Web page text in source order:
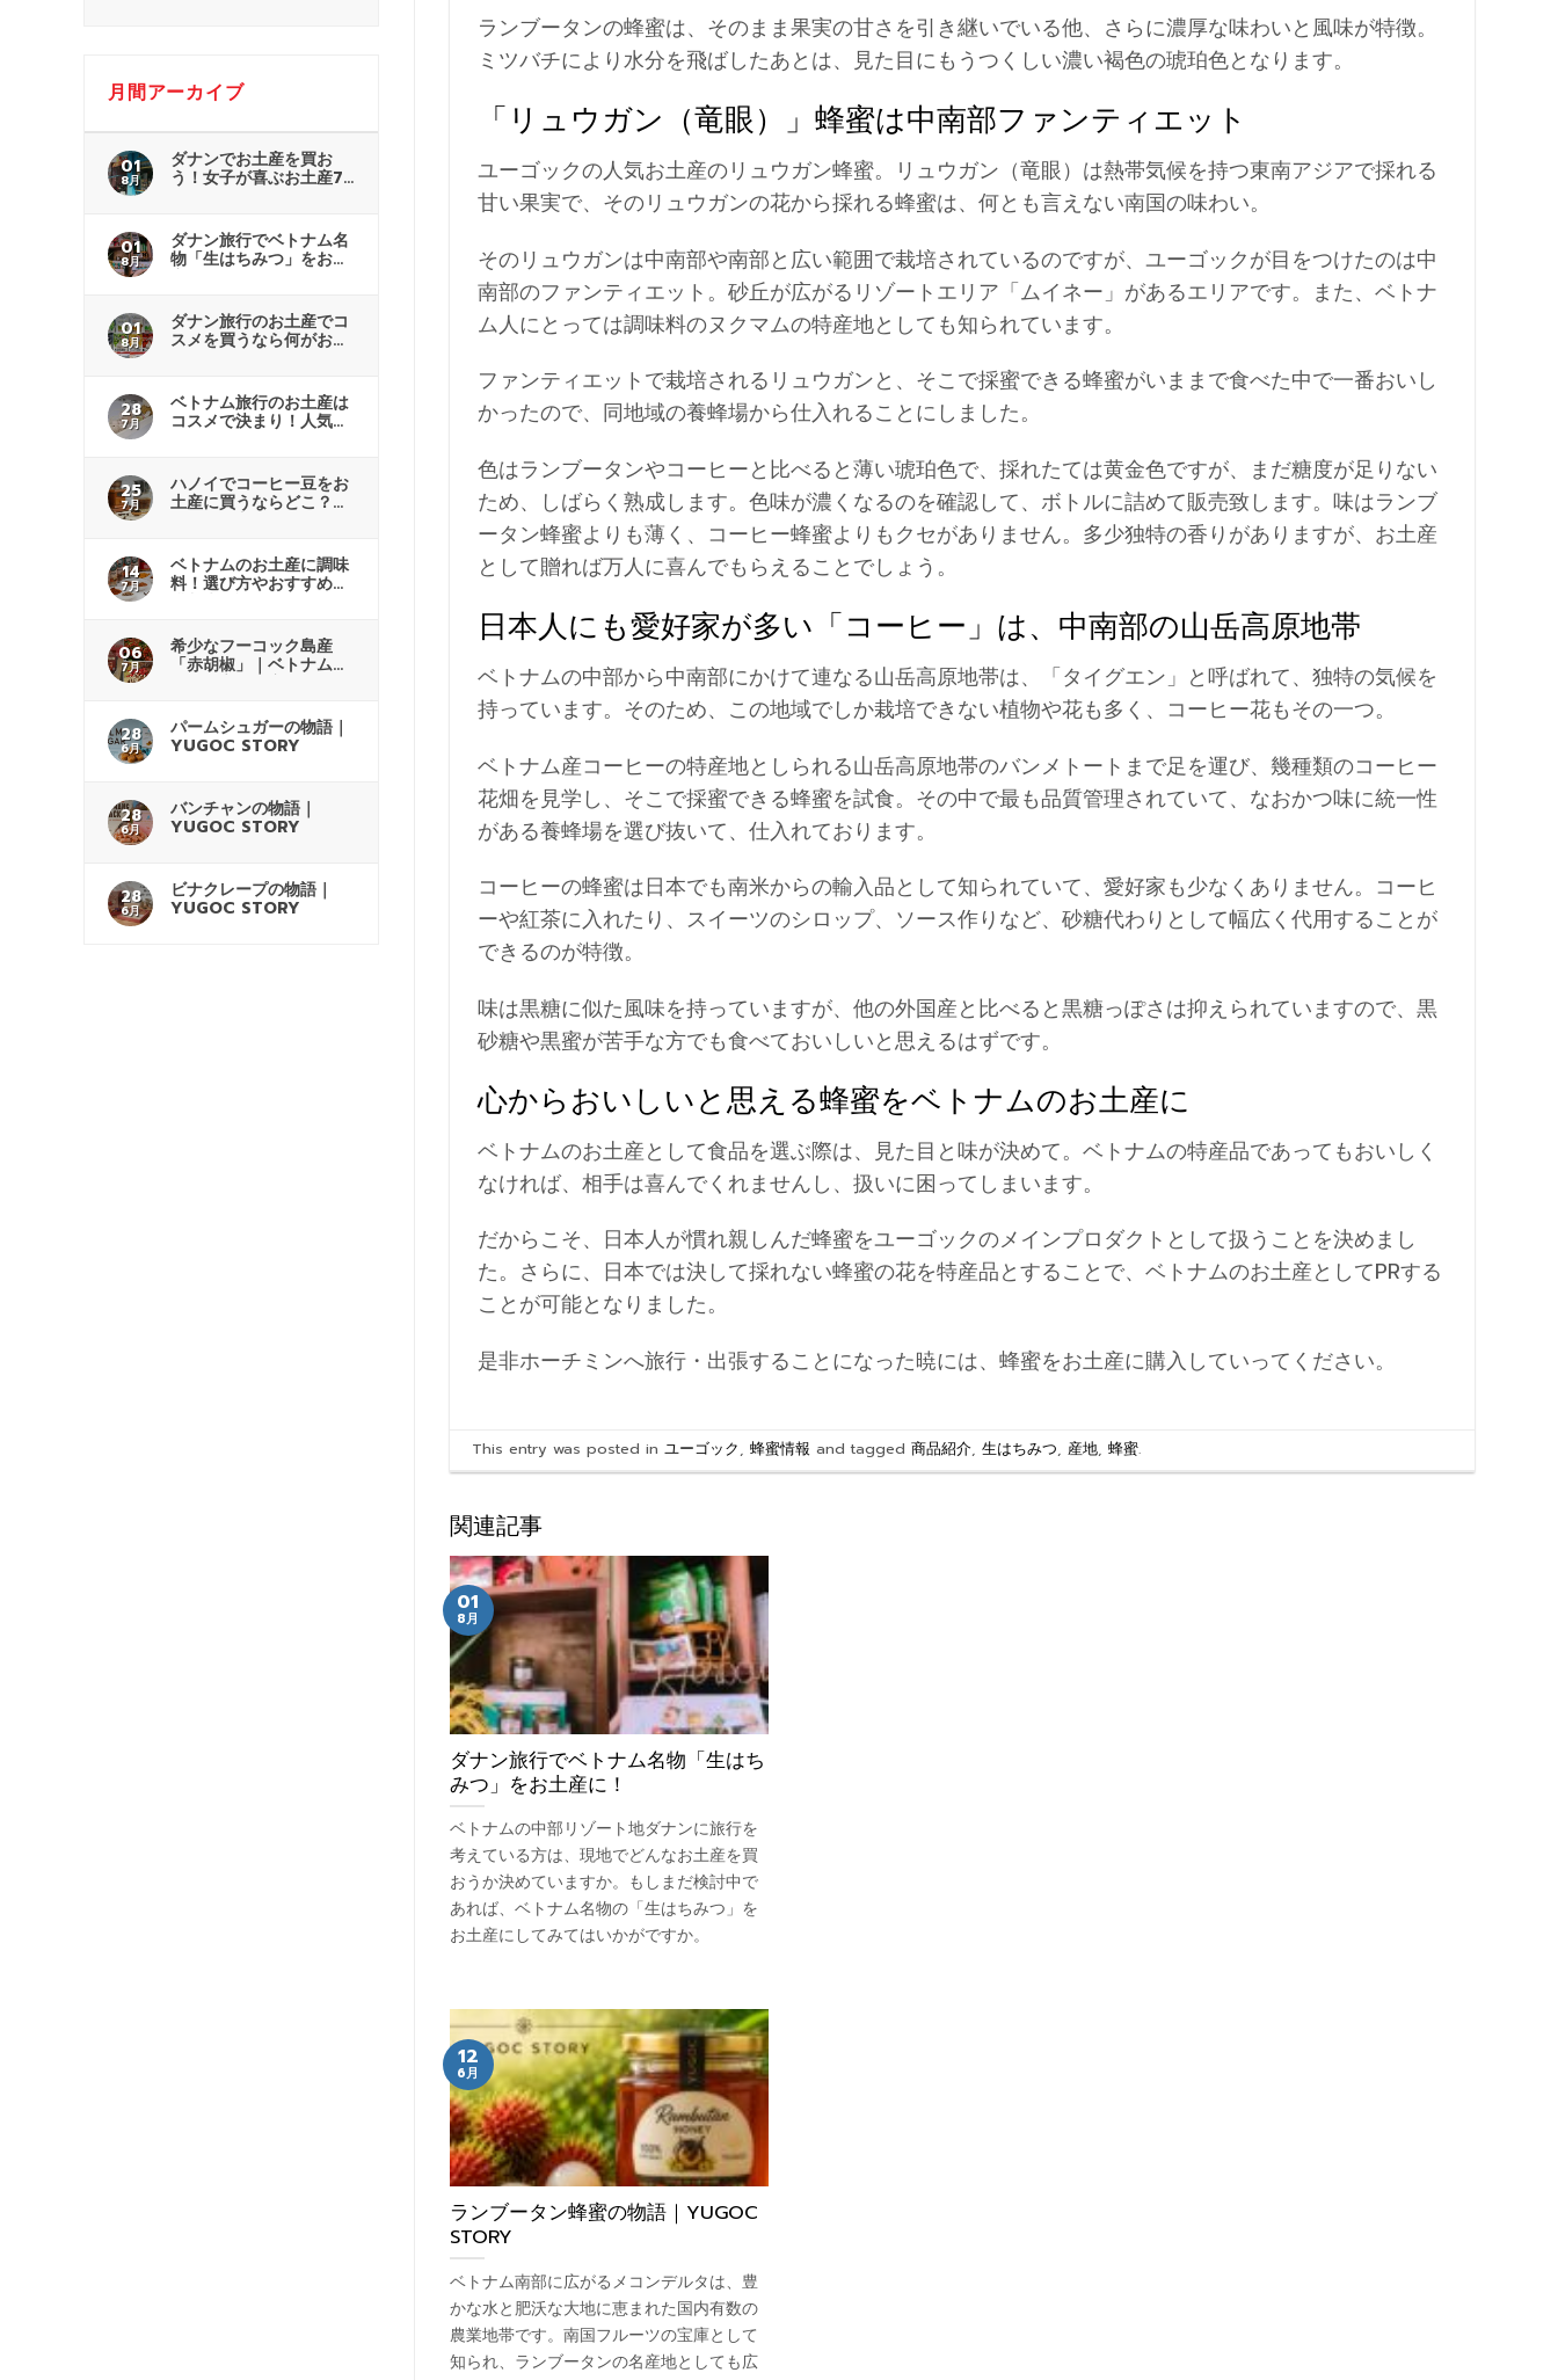
月間アーカイブ
01
8月
ダナンでお土産を買お
う！女子が喜ぶお土産7
01
8月
ダナン旅行でベトナム名
物「生はちみつ」をお土
産に！
01
8月
ダナン旅行のお土産でコ
スメを買うなら何がおす
28
7月
ベトナム旅行のお土産は
コスメで決まり！人気商
25
7月
ハノイでコーヒー豆をお
土産に買うならどこ？商
品の選び方
14
7月
ベトナムのお土産に調味
料！選び方やおすすめの
購入先解説
06
7月
希少なフーコック島産
「赤胡椒」｜ベトナムで
人気の高級土産
28
6月
パームシュガーの物語｜
YUGOC STORY
28
6月
バンチャンの物語｜
YUGOC STORY
28
6月
ビナクレープの物語｜
YUGOC STORY
ランブータンの蜂蜜は、そのまま果実の甘さを引き継いでいる他、さらに濃厚な味わいと風味が特徴。
ミツバチにより水分を飛ばしたあとは、見た目にもうつくしい濃い褐色の琥珀色となります。
「リュウガン（竜眼）」蜂蜜は中南部ファンティエット
ユーゴックの人気お土産のリュウガン蜂蜜。リュウガン（竜眼）は熱帯気候を持つ東南アジアで採れる
甘い果実で、そのリュウガンの花から採れる蜂蜜は、何とも言えない南国の味わい。
そのリュウガンは中南部や南部と広い範囲で栽培されているのですが、ユーゴックが目をつけたのは中
南部のファンティエット。砂丘が広がるリゾートエリア「ムイネー」があるエリアです。また、ベトナ
ム人にとっては調味料のヌクマムの特産地としても知られています。
ファンティエットで栽培されるリュウガンと、そこで採蜜できる蜂蜜がいままで食べた中で一番おいし
かったので、同地域の養蜂場から仕入れることにしました。
色はランブータンやコーヒーと比べると薄い琥珀色で、採れたては黄金色ですが、まだ糖度が足りない
ため、しばらく熟成します。色味が濃くなるのを確認して、ボトルに詰めて販売致します。味はランブ
ータン蜂蜜よりも薄く、コーヒー蜂蜜よりもクセがありません。多少独特の香りがありますが、お土産
として贈れば万人に喜んでもらえることでしょう。
日本人にも愛好家が多い「コーヒー」は、中南部の山岳高原地帯
ベトナムの中部から中南部にかけて連なる山岳高原地帯は、「タイグエン」と呼ばれて、独特の気候を
持っています。そのため、この地域でしか栽培できない植物や花も多く、コーヒー花もその一つ。
ベトナム産コーヒーの特産地としられる山岳高原地帯のバンメトートまで足を運び、幾種類のコーヒー
花畑を見学し、そこで採蜜できる蜂蜜を試食。その中で最も品質管理されていて、なおかつ味に統一性
がある養蜂場を選び抜いて、仕入れております。
コーヒーの蜂蜜は日本でも南米からの輸入品として知られていて、愛好家も少なくありません。コーヒ
ーや紅茶に入れたり、スイーツのシロップ、ソース作りなど、砂糖代わりとして幅広く代用することが
できるのが特徴。
味は黒糖に似た風味を持っていますが、他の外国産と比べると黒糖っぽさは抑えられていますので、黒
砂糖や黒蜜が苦手な方でも食べておいしいと思えるはずです。
心からおいしいと思える蜂蜜をベトナムのお土産に
ベトナムのお土産として食品を選ぶ際は、見た目と味が決めて。ベトナムの特産品であってもおいしく
なければ、相手は喜んでくれませんし、扱いに困ってしまいます。
だからこそ、日本人が慣れ親しんだ蜂蜜をユーゴックのメインプロダクトとして扱うことを決めまし
た。さらに、日本では決して採れない蜂蜜の花を特産品とすることで、ベトナムのお土産としてPRする
ことが可能となりました。
是非ホーチミンへ旅行・出張することになった暁には、蜂蜜をお土産に購入していってください。
This entry was posted inユーゴック,蜂蜜情報 and tagged商品紹介,生はちみつ,産地,蜂蜜.
関連記事
ダナン旅行でベトナム名物「生はち
みつ」をお土産に！
ベトナムの中部リゾート地ダナンに旅行を
考えている方は、現地でどんなお土産を買
おうか決めていますか。もしまだ検討中で
あれば、ベトナム名物の「生はちみつ」を
お土産にしてみてはいかがですか。
01
8月
ランブータン蜂蜜の物語｜YUGOC
STORY
ベトナム南部に広がるメコンデルタは、豊
かな水と肥沃な大地に恵まれた国内有数の
農業地帯です。南国フルーツの宝庫として
知られ、ランブータンの名産地としても広
12
6月